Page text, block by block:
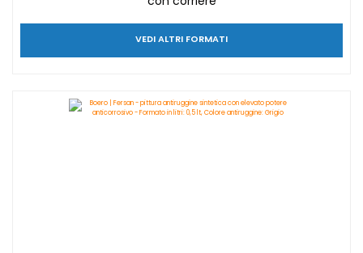
VEDI ALTRI FORMATI